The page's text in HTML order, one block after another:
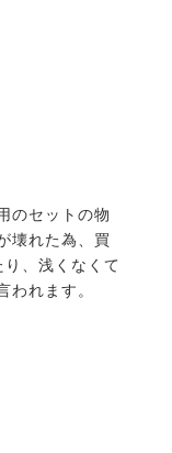
のセットの物
壊れた為、買
、浅くなくて
われます。